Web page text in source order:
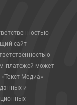
сайт
платежей может
Медиа»
и